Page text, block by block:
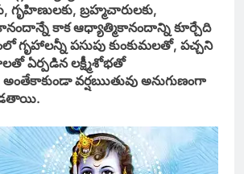
గృహిణులకు, బ్రహ్మచారులకు,
కాక ఆధ్యాత్మికానందాన్ని కూర్చేది
గృహాలన్నీ పసుపు కుంకుమలతో, పచ్చని
ఏర్పడిన లక్ష్మీశోభతో
వర్షబుుతువు అనుగుణంగా